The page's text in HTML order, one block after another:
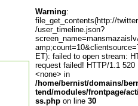
Warning:
file_get_contents(http://
/user_timeline.json?
ET): failed to open stream:
request failed! HTTP/1.1 520
<none> in
/home/bernist/domains/
tend/modules/frontpage/
ss.php on line 30